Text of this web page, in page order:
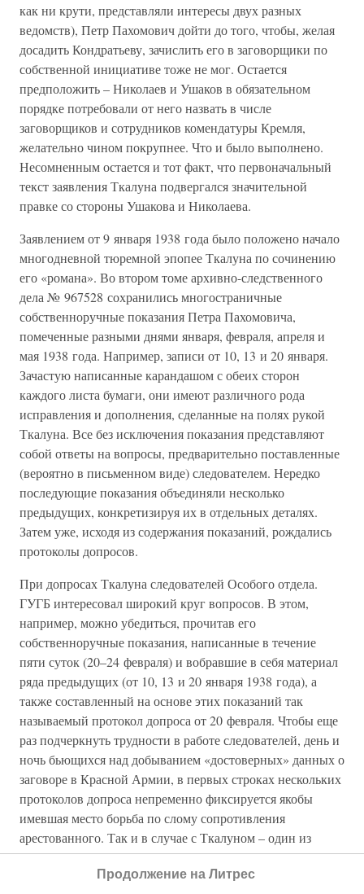
как ни крути, представляли интересы двух разных
ведомств), Петр Пахомович дойти до того, чтобы, желая
досадить Кондратьеву, зачислить его в заговорщики по
собственной инициативе тоже не мог. Остается
предположить – Николаев и Ушаков в обязательном
порядке потребовали от него назвать в числе
заговорщиков и сотрудников комендатуры Кремля,
желательно чином покрупнее. Что и было выполнено.
Несомненным остается и тот факт, что первоначальный
текст заявления Ткалуна подвергался значительной
правке со стороны Ушакова и Николаева.
Заявлением от 9 января 1938 года было положено начало
многодневной тюремной эпопее Ткалуна по сочинению
его «романа». Во втором томе архивно-следственного
дела № 967528 сохранились многостраничные
собственноручные показания Петра Пахомовича,
помеченные разными днями января, февраля, апреля и
мая 1938 года. Например, записи от 10, 13 и 20 января.
Зачастую написанные карандашом с обеих сторон
каждого листа бумаги, они имеют различного рода
исправления и дополнения, сделанные на полях рукой
Ткалуна. Все без исключения показания представляют
собой ответы на вопросы, предварительно поставленные
(вероятно в письменном виде) следователем. Нередко
последующие показания объединяли несколько
предыдущих, конкретизируя их в отдельных деталях.
Затем уже, исходя из содержания показаний, рождались
протоколы допросов.
При допросах Ткалуна следователей Особого отдела.
ГУГБ интересовал широкий круг вопросов. В этом,
например, можно убедиться, прочитав его
собственноручные показания, написанные в течение
пяти суток (20–24 февраля) и вобравшие в себя материал
ряда предыдущих (от 10, 13 и 20 января 1938 года), а
также составленный на основе этих показаний так
называемый протокол допроса от 20 февраля. Чтобы еще
раз подчеркнуть трудности в работе следователей, день и
ночь бьющихся над добыванием «достоверных» данных о
заговоре в Красной Армии, в первых строках нескольких
протоколов допроса непременно фиксируется якобы
имевшая место борьба по слому сопротивления
арестованного. Так и в случае с Ткалуном – один из
первых протоколов его допроса открывается вопросом
следователя, содержащим констатацию факта будто бы
Продолжение на Литрес